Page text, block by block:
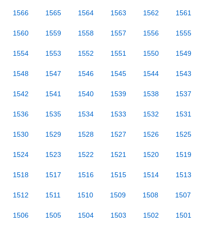
1566 1565 1564 1563 1562 1561
1560 1559 1558 1557 1556 1555
1554 1553 1552 1551 1550 1549
1548 1547 1546 1545 1544 1543
1542 1541 1540 1539 1538 1537
1536 1535 1534 1533 1532 1531
1530 1529 1528 1527 1526 1525
1524 1523 1522 1521 1520 1519
1518 1517 1516 1515 1514 1513
1512 1511 1510 1509 1508 1507
1506 1505 1504 1503 1502 1501